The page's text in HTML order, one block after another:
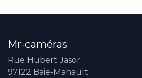
Mr-caméras
Rue Hubert Jasor
97122 Baie-Mahault